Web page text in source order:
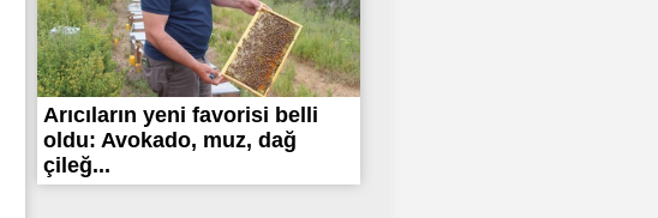
Arıcıların yeni favorisi belli
oldu: Avokado, muz, dağ
çileğ...